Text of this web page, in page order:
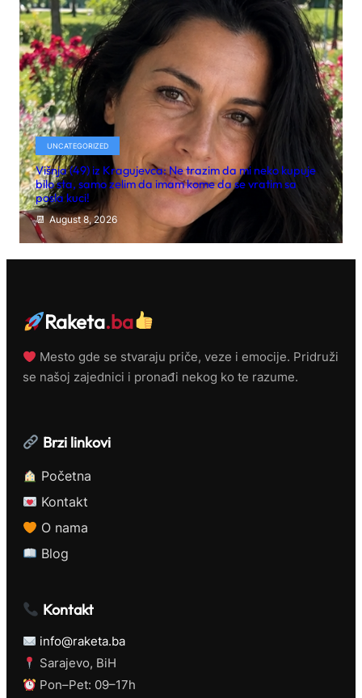
UNCATEGORIZED
Višnja (49) iz Kragujevca: Ne trazim da mi neko kupuje
bilo sta, samo zelim da imam kome da se vratim sa
posla kuci!
August 8, 2026
Raketa.ba
Mesto gde se stvaraju priče, veze i emocije. Pridruži
se našoj zajednici i pronađi nekog ko te razume.
Brzi linkovi
Početna
Kontakt
O nama
Blog
Kontakt
info@raketa.ba
Sarajevo, BiH
Pon–Pet: 09–17h